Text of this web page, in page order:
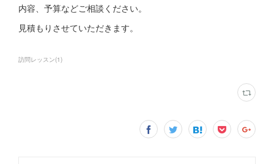
内容、予算などご相談ください。
見積もりさせていただきます。
訪問レッスン(1)